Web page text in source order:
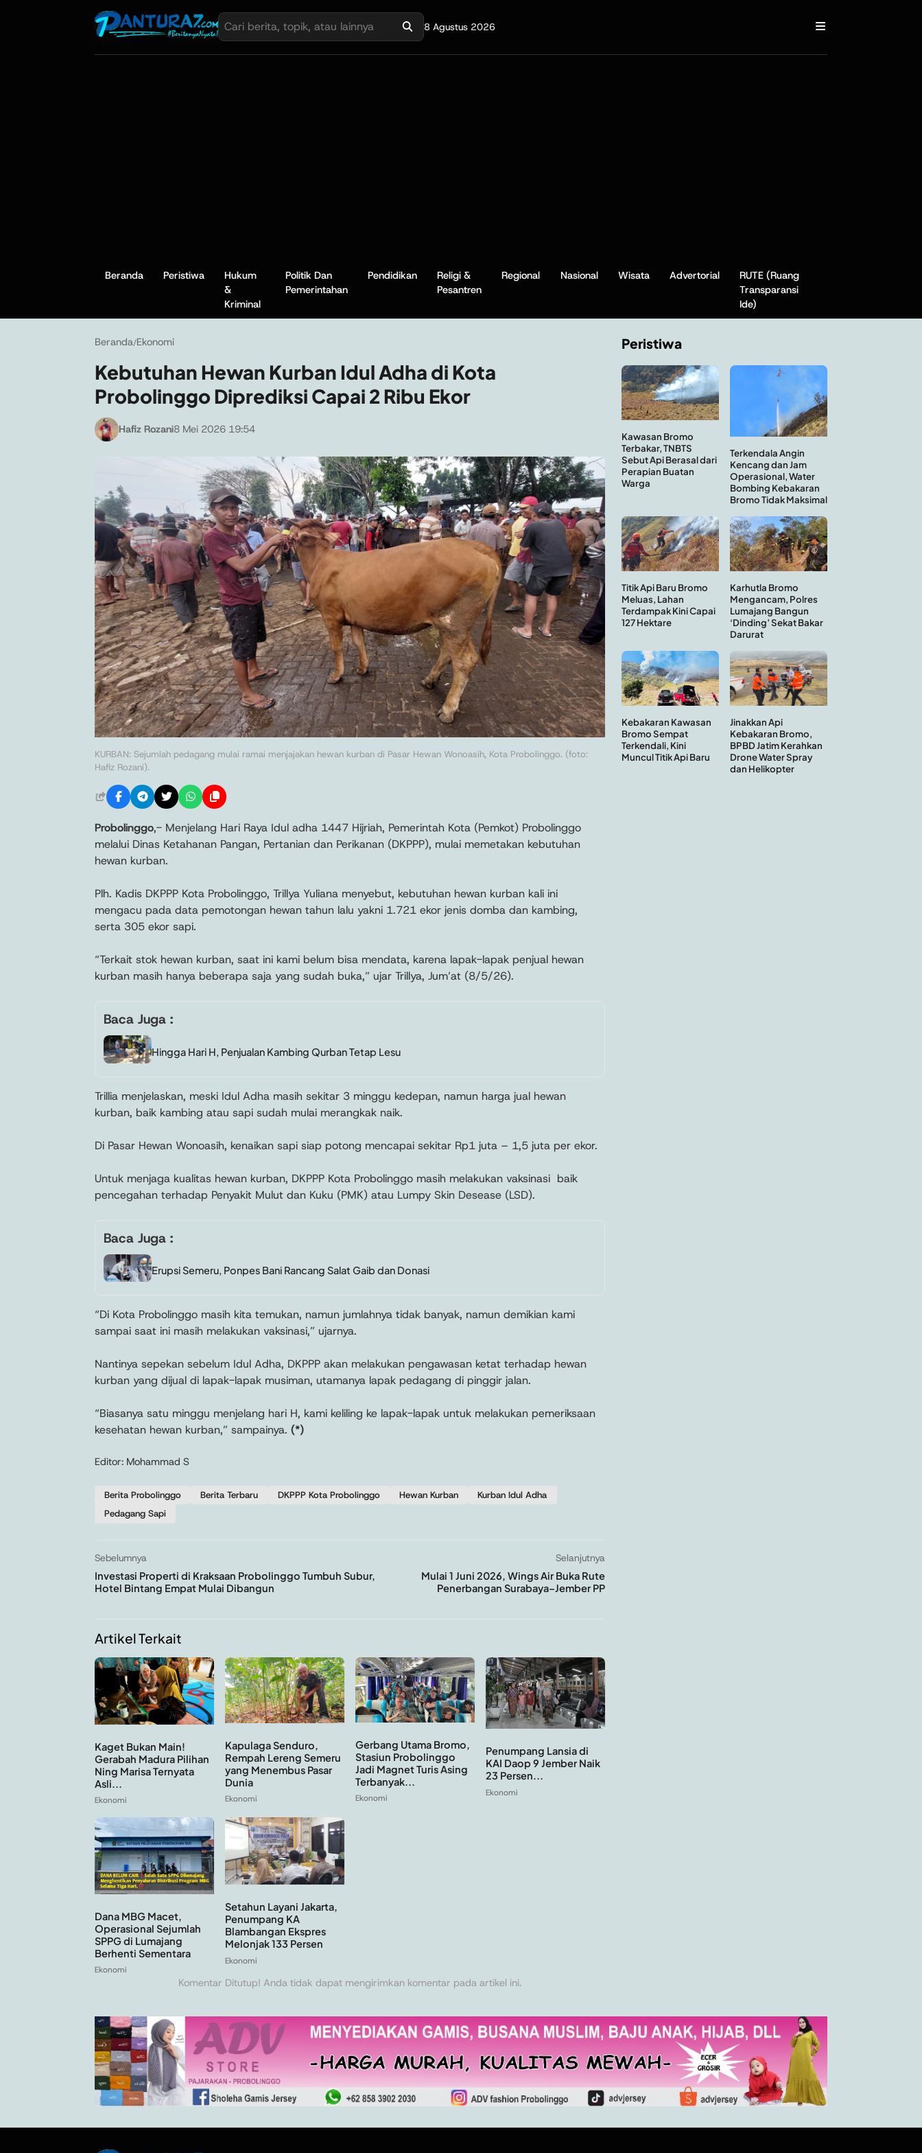
8 Agustus 2026
Beranda Peristiwa
Hukum
&
Kriminal
Politik Dan
Pemerintahan
Pendidikan
Religi &
Pesantren
Regional Nasional Wisata Advertorial
RUTE (Ruang
Transparansi
Ide)
Beranda/Ekonomi
Kebutuhan Hewan Kurban Idul Adha di Kota
Probolinggo Diprediksi Capai 2 Ribu Ekor
Hafiz Rozani8 Mei 2026 19:54
KURBAN: Sejumlah pedagang mulai ramai menjajakan hewan kurban di Pasar Hewan Wonoasih, Kota Probolinggo. (foto:
Hafiz Rozani).
Probolinggo,- Menjelang Hari Raya Idul adha 1447 Hijriah, Pemerintah Kota (Pemkot) Probolinggo
melalui Dinas Ketahanan Pangan, Pertanian dan Perikanan (DKPPP), mulai memetakan kebutuhan
hewan kurban.
Plh. Kadis DKPPP Kota Probolinggo, Trillya Yuliana menyebut, kebutuhan hewan kurban kali ini
mengacu pada data pemotongan hewan tahun lalu yakni 1.721 ekor jenis domba dan kambing,
serta 305 ekor sapi.
“Terkait stok hewan kurban, saat ini kami belum bisa mendata, karena lapak-lapak penjual hewan
kurban masih hanya beberapa saja yang sudah buka,” ujar Trillya, Jum’at (8/5/26).
Baca Juga :
Hingga Hari H, Penjualan Kambing Qurban Tetap Lesu
Trillia menjelaskan, meski Idul Adha masih sekitar 3 minggu kedepan, namun harga jual hewan
kurban, baik kambing atau sapi sudah mulai merangkak naik.
Di Pasar Hewan Wonoasih, kenaikan sapi siap potong mencapai sekitar Rp1 juta – 1,5 juta per ekor.
Untuk menjaga kualitas hewan kurban, DKPPP Kota Probolinggo masih melakukan vaksinasi baik
pencegahan terhadap Penyakit Mulut dan Kuku (PMK) atau Lumpy Skin Desease (LSD).
Baca Juga :
Erupsi Semeru, Ponpes Bani Rancang Salat Gaib dan Donasi
“Di Kota Probolinggo masih kita temukan, namun jumlahnya tidak banyak, namun demikian kami
sampai saat ini masih melakukan vaksinasi,” ujarnya.
Nantinya sepekan sebelum Idul Adha, DKPPP akan melakukan pengawasan ketat terhadap hewan
kurban yang dijual di lapak-lapak musiman, utamanya lapak pedagang di pinggir jalan.
“Biasanya satu minggu menjelang hari H, kami keliling ke lapak-lapak untuk melakukan pemeriksaan
kesehatan hewan kurban,” sampainya. (*)
Editor: Mohammad S
Berita Probolinggo Berita Terbaru DKPPP Kota Probolinggo Hewan Kurban
Kurban Idul Adha
Pedagang Sapi
Sebelumnya
Investasi Properti di Kraksaan Probolinggo Tumbuh Subur,
Hotel Bintang Empat Mulai Dibangun
Selanjutnya
Mulai 1 Juni 2026, Wings Air Buka Rute
Penerbangan Surabaya–Jember PP
Artikel Terkait
Kaget Bukan Main!
Gerabah Madura Pilihan
Ning Marisa Ternyata
Asli...
Ekonomi
Kapulaga Senduro,
Rempah Lereng Semeru
yang Menembus Pasar
Dunia
Ekonomi
Gerbang Utama Bromo,
Stasiun Probolinggo
Jadi Magnet Turis Asing
Terbanyak...
Ekonomi
Penumpang Lansia di
KAI Daop 9 Jember Naik
23 Persen...
Ekonomi
Dana MBG Macet,
Operasional Sejumlah
SPPG di Lumajang
Berhenti Sementara
Ekonomi
Setahun Layani Jakarta,
Penumpang KA
Blambangan Ekspres
Melonjak 133 Persen
Ekonomi
Komentar Ditutup! Anda tidak dapat mengirimkan komentar pada artikel ini.
Peristiwa
Kawasan Bromo
Terbakar, TNBTS
Sebut Api Berasal dari
Perapian Buatan
Warga
Terkendala Angin
Kencang dan Jam
Operasional, Water
Bombing Kebakaran
Bromo Tidak Maksimal
Titik Api Baru Bromo
Meluas, Lahan
Terdampak Kini Capai
127 Hektare
Karhutla Bromo
Mengancam, Polres
Lumajang Bangun
‘Dinding’ Sekat Bakar
Darurat
Kebakaran Kawasan
Bromo Sempat
Terkendali, Kini
Muncul Titik Api Baru
Jinakkan Api
Kebakaran Bromo,
BPBD Jatim Kerahkan
Drone Water Spray
dan Helikopter